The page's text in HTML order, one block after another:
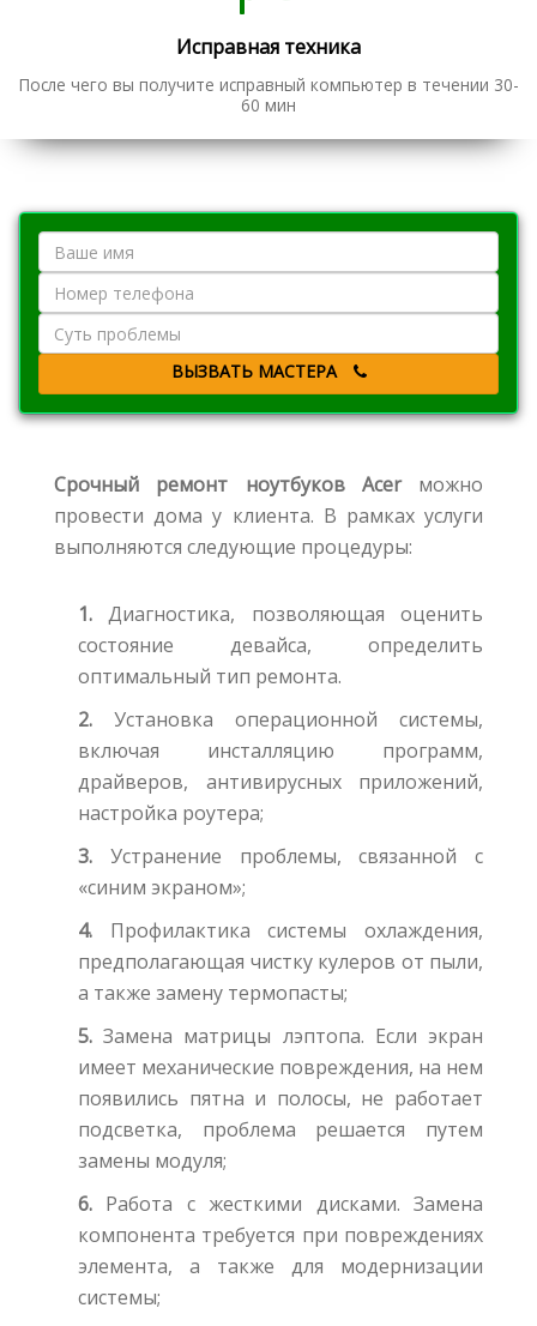
Исправная техника
После чего вы получите исправный компьютер в течении 30-
60 мин
ВЫЗВАТЬ МАСТЕРА
Срочный ремонт ноутбуков Acerможно
провести дома у клиента. В рамках услуги
выполняются следующие процедуры:
1. Диагностика, позволяющая оценить
состояние девайса, определить
оптимальный тип ремонта.
2. Установка операционной системы,
включая инсталляцию программ,
драйверов, антивирусных приложений,
настройка роутера;
3. Устранение проблемы, связанной с
«синим экраном»;
4. Профилактика системы охлаждения,
предполагающая чистку кулеров от пыли,
а также замену термопасты;
5. Замена матрицы лэптопа. Если экран
имеет механические повреждения, на нем
появились пятна и полосы, не работает
подсветка, проблема решается путем
замены модуля;
6. Работа с жесткими дисками. Замена
компонента требуется при повреждениях
элемента, а также для модернизации
системы;